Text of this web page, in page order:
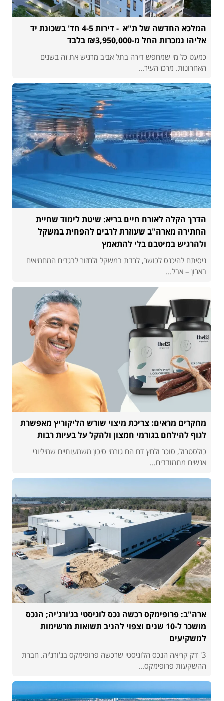
המלכא החדשה של ת"א - דירות 4-5 חד' בשכונת יד
אליהו נמכרות החל מ-₪3,950,000 בלבד
כמעט כל מי שמחפש דירה בתל אביב מרגיש את זה בשנים
האחרונות. מרכז העיר...
הדרך הקלה לאורח חיים בריא: שיטת לימוד שחיית
החתירה מארה"ב שעוזרת לרבים להפחית במשקל
ולהרגיש במיטבם בלי להתאמץ
ניסיתם להיכנס לכושר, לרדת במשקל ולחזור לבגדים המחמיאים
בארון – אבל...
מחקרים מראים: צריכת מיצוי שורש הליקוריץ מאפשרת
לגוף להילחם בגורמי חמצון ולהקל על בעיות רבות
כולסטרול, סוכר ולחץ דם הם גורמי סיכון משמעותיים שמיליוני
אנשים מתמודדים...
ארה"ב: פרופימקס רכשה נכס לוגיסטי בג'ורג'יה; הנכס
מושכר ל-10 שנים וצפוי להניב תשואות מרשימות
למשקיעים
3' דק קריאה הנכס הלוגיסטי שרכשה פרופימקס בג'ורג'יה. חברת
ההשקעות פרופימקס...